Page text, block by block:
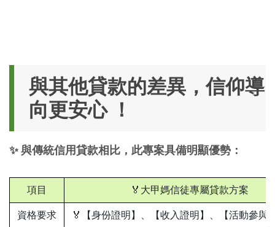
與其他貸款的差異，信仰導
向更安心 ！
✨ 與傳統信用貸款相比，此專案具備明顯優勢：
項目 🏅大甲媽信徒專屬貸款方案
資格要求 🏅【身份證明】、【收入證明】、【活動參與